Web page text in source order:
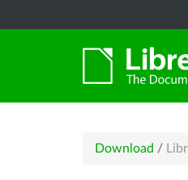
Download /